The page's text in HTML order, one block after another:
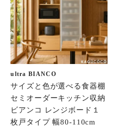
ultra BIANCO
サイズと色が選べる食器棚
セミオーダーキッチン収納
ビアンコ レンジボード１
枚戸タイプ 幅80-110cm